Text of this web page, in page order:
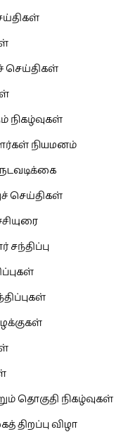
செய்திகள்
நிகழ்வுகள்
நியமனம்
செய்திகள்
சந்திப்பு
தொகுதி நிகழ்வுகள்
திறப்பு விழா